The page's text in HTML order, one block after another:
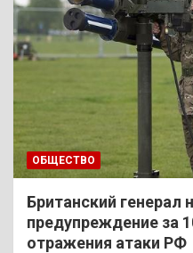
ОБЩЕСТВО
Британский генерал
предупреждение за
отражения атаки РФ